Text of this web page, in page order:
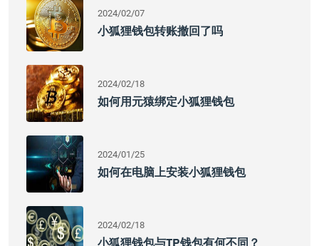
2024/02/07
小狐狸钱包转账撤回了吗
2024/02/18
如何用元猿绑定小狐狸钱包
2024/01/25
如何在电脑上安装小狐狸钱包
2024/02/18
小狐狸钱包与TP钱包有何不同？